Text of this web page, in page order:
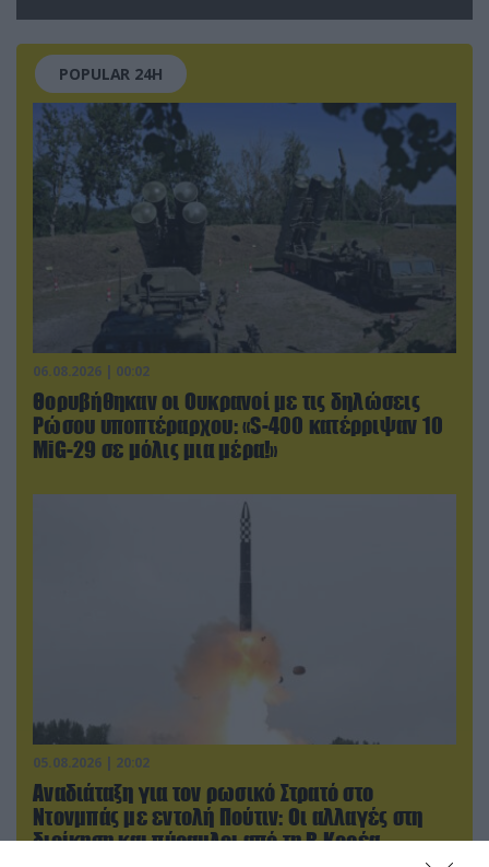
POPULAR 24H
06.08.2026 | 00:02
Θορυβήθηκαν οι Ουκρανοί με τις δηλώσεις
Ρώσου υποπτέραρχου: «S-400 κατέρριψαν 10
MiG-29 σε μόλις μια μέρα!»
05.08.2026 | 20:02
Αναδιάταξη για τον ρωσικό Στρατό στο
Ντονμπάς με εντολή Πούτιν: Οι αλλαγές στη
διοίκηση και πύραυλοι από τη Β.Κορέα